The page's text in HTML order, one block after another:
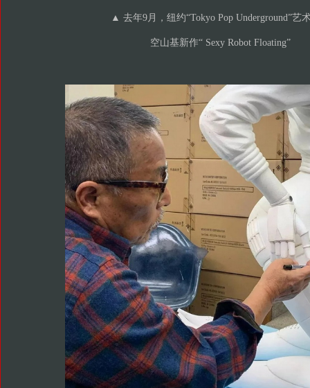
▲ 去年9月，纽约“Tokyo Pop Underground”艺
空山基新作“ Sexy Robot Floating”